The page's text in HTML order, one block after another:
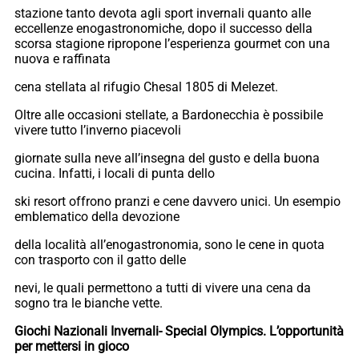
stazione tanto devota agli sport invernali quanto alle
eccellenze enogastronomiche, dopo il successo della
scorsa stagione ripropone l’esperienza gourmet con una
nuova e raffinata
cena stellata al rifugio Chesal 1805 di Melezet.
Oltre alle occasioni stellate, a Bardonecchia è possibile
vivere tutto l’inverno piacevoli
giornate sulla neve all’insegna del gusto e della buona
cucina. Infatti, i locali di punta dello
ski resort offrono pranzi e cene davvero unici. Un esempio
emblematico della devozione
della località all’enogastronomia, sono le cene in quota
con trasporto con il gatto delle
nevi, le quali permettono a tutti di vivere una cena da
sogno tra le bianche vette.
Giochi Nazionali Invernali- Special Olympics. L’opportunità
per mettersi in gioco